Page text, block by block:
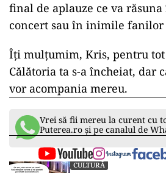
final de aplauze ce va
concert sau în inimile
Îți mulțumim, Kris, pentru
Călătoria ta s-a încheiat, dar
vor acompania mereu.
Vrei să fii mereu la curent cu
Puterea.ro și pe canalul de
CULTURĂ